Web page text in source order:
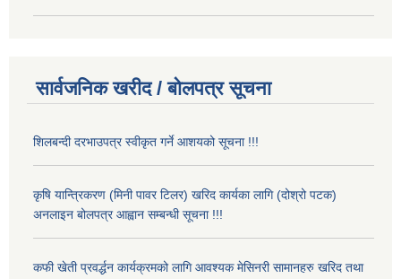
सार्वजनिक खरीद / बोलपत्र सूचना
शिलबन्दी दरभाउपत्र स्वीकृत गर्ने आशयको सूचना !!!
कृषि यान्त्रिकरण (मिनी पावर टिलर) खरिद कार्यका लागि (दोश्रो पटक)
अनलाइन बोलपत्र आह्वान सम्बन्धी सूचना !!!
कफी खेती प्रवर्द्धन कार्यक्रमको लागि आवश्यक मेसिनरी सामानहरु खरिद तथा